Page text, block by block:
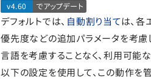
v4.60 でアップデート
デフォルトでは、 自動割り当ては、各
優先度などの追加パラメータを考慮
言語を考慮することなく、利用可能
以下の設定を使用して、この動作を